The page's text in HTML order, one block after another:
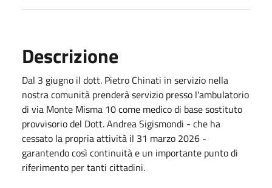
Descrizione
Dal 3 giugno il dott. Pietro Chinati in servizio nella
nostra comunità prenderà servizio presso l'ambulatorio
di via Monte Misma 10 come medico di base sostituto
provvisorio del Dott. Andrea Sigismondi - che ha
cessato la propria attività il 31 marzo 2026 -
garantendo così continuità e un importante punto di
riferimento per tanti cittadini.